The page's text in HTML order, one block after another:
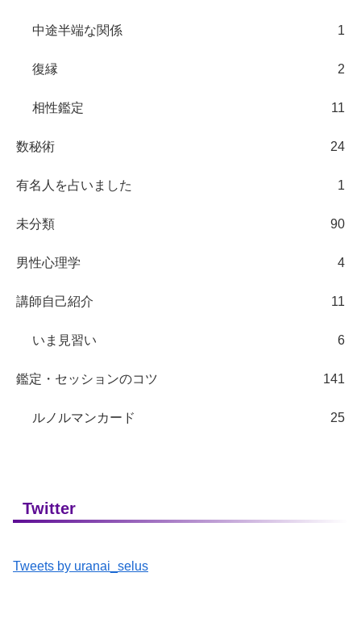
中途半端な関係 1
復縁 2
相性鑑定 11
数秘術 24
有名人を占いました 1
未分類 90
男性心理学 4
講師自己紹介 11
いま見習い 6
鑑定・セッションのコツ 141
ルノルマンカード 25
Twitter
Tweets by uranai_selus